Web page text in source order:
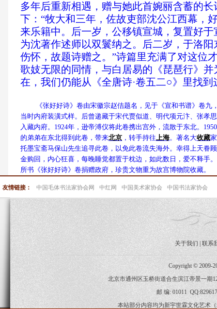
多年后重新相遇，赠与她此首婉丽含蓄的
下：“牧大和三年，佐故吏部沈公江西幕，
来乐籍中。后一岁，公移镇宣城，复置好
为沈著作述师以双鬟纳之。后二岁，于洛
伤怀，故题诗赠之。”诗篇里充满了对这位
歌妓无限的同情，与白居易的《琵琶行》
在，我们仍能从《全唐诗·卷五二○》里找
《张好好诗》卷由宋徽宗赵佶题名，见于《宣和书谱》卷九
当时内府装潢式样。后曾递藏于宋代贾似道、明代项元汴、张孝
入藏内府。1924年，逊帝溥仪将此卷携出宫外，流散于东北。
的弟弟在东北得到此卷，带来北京 ，转手持往上海。著名大收藏
托墨宝斋马保山先生追寻此卷，以免此卷流失海外。幸得上天眷
金购回，内心狂喜，每晚睡觉都置于枕边，如此数日，爱不释手
所书《张好好诗》卷捐赠政府，珍贵文物重为故宫博物院收藏。
友情链接： 中国毛体书法家协会网 中红网 中国美术家协会 中国书法家协会
关于我们 联系
Copyright © 2009-
北京市通州区玉桥街道合生滨江帝景一期
邮 编: 01011
本站部分内容均为新宇世霖文化艺术